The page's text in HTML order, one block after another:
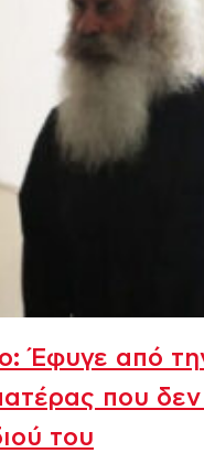
Έφυγε από
που
του